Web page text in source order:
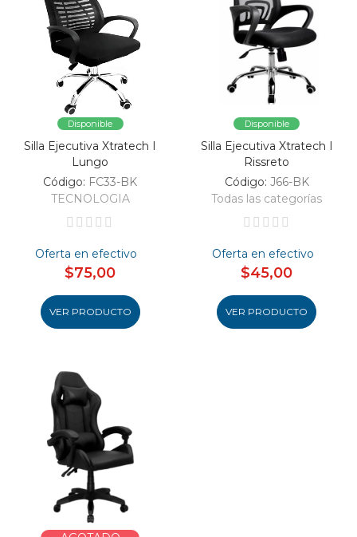
Disponible
Silla Ejecutiva Xtratech I
Lungo
Código: FC33-BK
TECNOLOGIA
Oferta en efectivo
$75,00
VER PRODUCTO
Disponible
Silla Ejecutiva Xtratech I
Rissreto
Código: J66-BK
Todas las categorías
Oferta en efectivo
$45,00
VER PRODUCTO